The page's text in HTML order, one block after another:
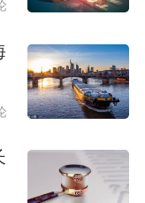
备行业有12
新锐榜
个行业。其
，合计品牌